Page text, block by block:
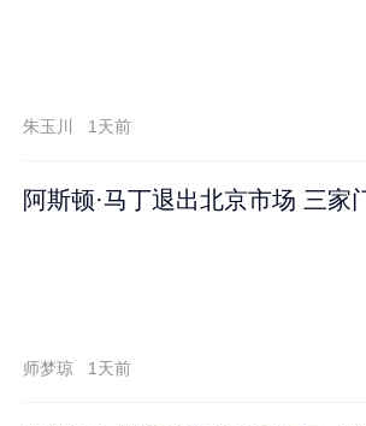
朱玉川 1天前
阿斯顿·马丁退出北京市场 三家
师梦琼 1天前